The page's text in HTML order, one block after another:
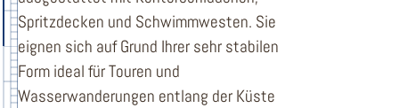
Spritzdecken und Schwimmwesten. Sie
eignen sich auf Grund Ihrer sehr stabilen
Form ideal für Touren und
Wasserwanderungen entlang der Küste